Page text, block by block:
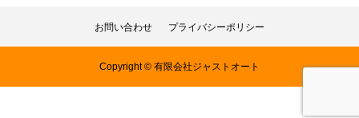
お問い合わせ プライバシーポリシー
Copyright © 有限会社ジャストオート